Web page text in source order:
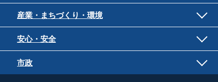
産業・まちづくり・環境
安心・安全
市政